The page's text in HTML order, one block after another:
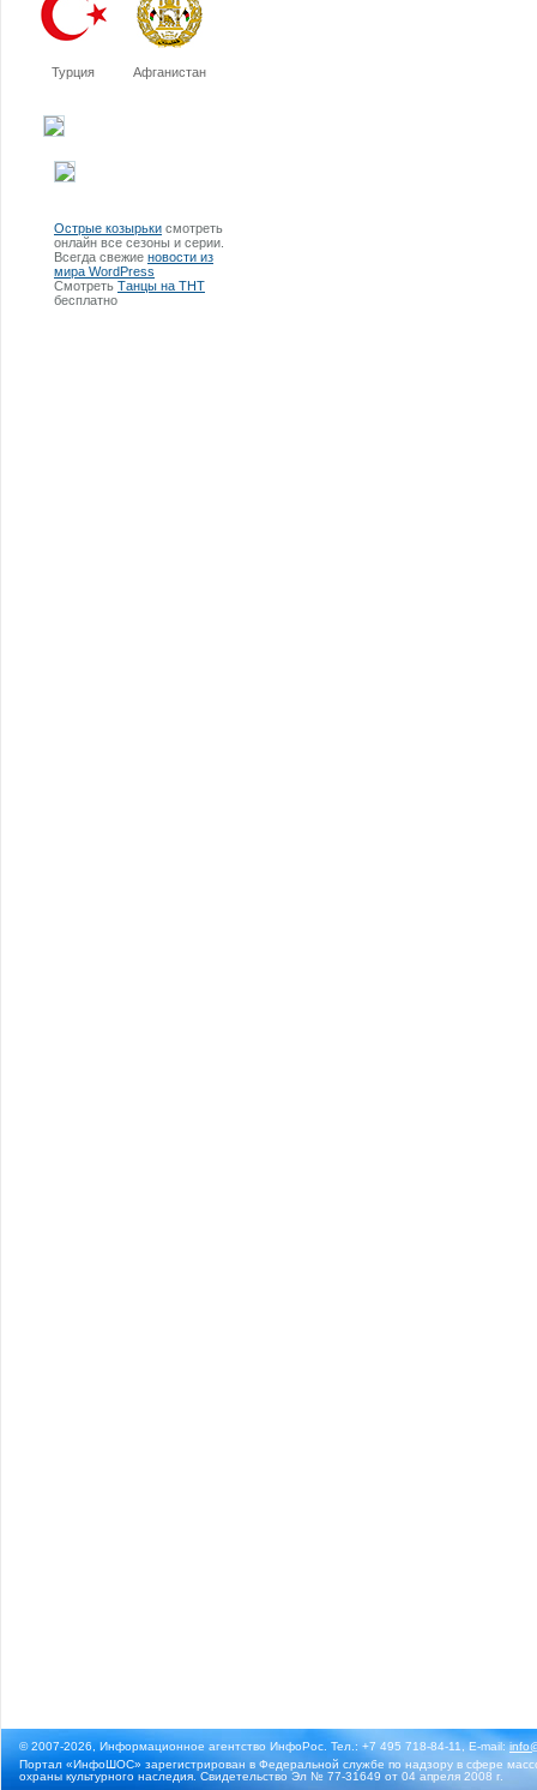
Турция Афганистан
Острые козырьки смотреть
онлайн все сезоны и серии.
Всегда свежие новости из
мира WordPress
Смотреть Танцы на ТНТ
бесплатно
© 2007-2026, Информационное агентство ИнфоРос. Тел.: +7 495 718-84-11, E-mail:
Портал «ИнфоШОС» зарегистрирован в Федеральной службе по надзору в сфере
охраны культурного наследия. Свидетельство Эл № 77-31649 от 04 апреля 2008 г.